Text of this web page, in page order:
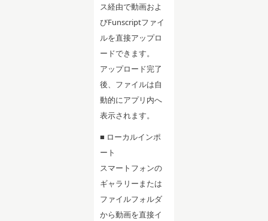
ス経由で動画およ
びFunscriptファイ
ルを直接アップロ
ードできます。
アップロード完了
後、ファイルは自
動的にアプリ内へ
表示されます。
■ ローカルインポ
ート
スマートフォンの
ギャラリーまたは
ファイルフォルダ
から動画を直接イ